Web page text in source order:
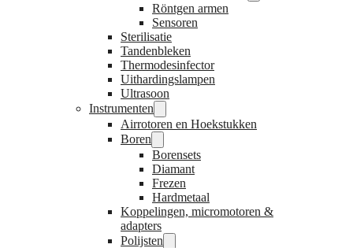
Röntgen armen
Sensoren
Sterilisatie
Tandenbleken
Thermodesinfector
Uithardingslampen
Ultrasoon
Instrumenten
Airrotoren en Hoekstukken
Boren
Borensets
Diamant
Frezen
Hardmetaal
Koppelingen, micromotoren &
adapters
Polijsten